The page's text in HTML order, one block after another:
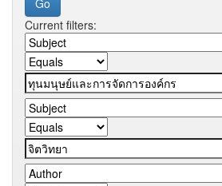
Current filters: